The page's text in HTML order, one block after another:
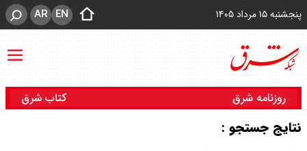
پنجشنبه ۱۵ مرداد ۱۴۰۵ EN
AR
روزنامه شرق کتاب شرق
نتایج جستجو :